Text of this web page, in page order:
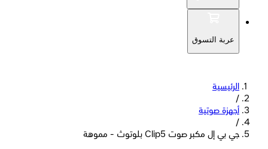
عربة التسوق
الرئيسية
/
أجهزة صوتية
/
جي بي إل مكبر صوت Clip5 بلوتوث - مموهة